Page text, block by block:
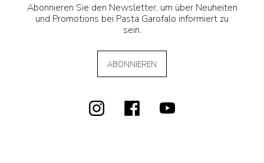
Abonnieren Sie den Newsletter, um über Neuheiten
und Promotions bei Pasta Garofalo informiert zu
sein.
ABONNIEREN